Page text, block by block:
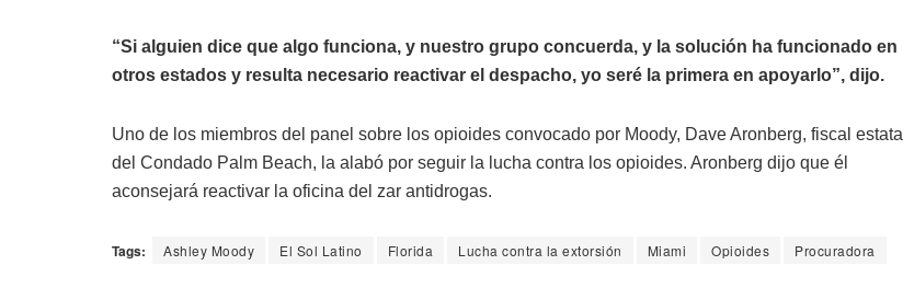
“Si alguien dice que algo funciona, y nuestro grupo concuerda, y la solución ha funcionado en
otros estados y resulta necesario reactivar el despacho, yo seré la primera en apoyarlo”, dijo.
Uno de los miembros del panel sobre los opioides convocado por Moody, Dave Aronberg, fiscal estatal
del Condado Palm Beach, la alabó por seguir la lucha contra los opioides. Aronberg dijo que él
aconsejará reactivar la oficina del zar antidrogas.
Tags: Ashley Moody El Sol Latino Florida Lucha contra la extorsión Miami Opioides Procuradora